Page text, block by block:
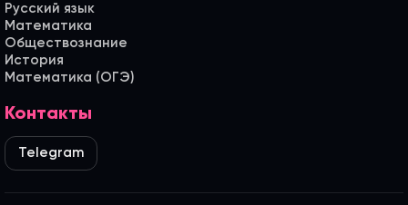
Русский язык
Математика
Обществознание
История
Математика (ОГЭ)
Контакты
Telegram